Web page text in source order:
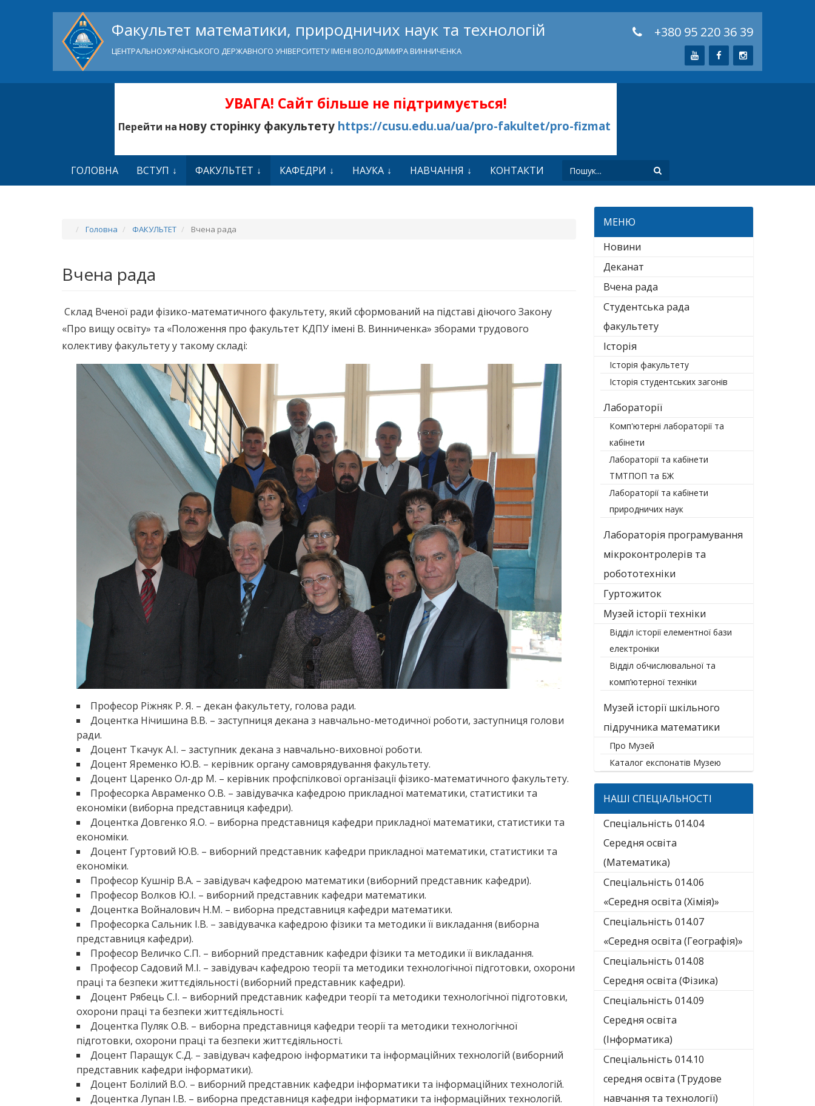
Факультет математики, природничих наук та технологій
ЦЕНТРАЛЬНОУКРАЇНСЬКОГО ДЕРЖАВНОГО УНІВЕРСИТЕТУ ІМЕНІ ВОЛОДИМИРА ВИННИЧЕНКА
+380 95 220 36 39
УВАГА! Сайт більше не підтримується!
Перейти на нову сторінку факультету https://cusu.edu.ua/ua/pro-fakultet/pro-fizmat
ГОЛОВНА ВСТУП ФАКУЛЬТЕТ КАФЕДРИ НАУКА НАВЧАННЯ КОНТАКТИ
Головна ФАКУЛЬТЕТ Вчена рада
Вчена рада
Склад Вченої ради фізико-математичного факультету, який сформований на підставі діючого Закону
«Про вищу освіту» та «Положення про факультет КДПУ імені В. Винниченка» зборами трудового
колективу факультету у такому складі:
Професор Ріжняк Р. Я. – декан факультету, голова ради.
Доцентка Нічишина В.В. – заступниця декана з навчально-методичної роботи, заступниця голови
ради.
Доцент Ткачук А.І. – заступник декана з навчально-виховної роботи.
Доцент Яременко Ю.В. – керівник органу самоврядування факультету.
Доцент Царенко Ол-др М. – керівник профспілкової організації фізико-математичного факультету.
Професорка Авраменко О.В. – завідувачка кафедрою прикладної математики, статистики та
економіки (виборна представниця кафедри).
Доцентка Довгенко Я.О. – виборна представниця кафедри прикладної математики, статистики та
економіки.
Доцент Гуртовий Ю.В. – виборний представник кафедри прикладної математики, статистики та
економіки.
Професор Кушнір В.А. – завідувач кафедрою математики (виборний представник кафедри).
Професор Волков Ю.І. – виборний представник кафедри математики.
Доцентка Войналович Н.М. – виборна представниця кафедри математики.
Професорка Сальник І.В. – завідувачка кафедрою фізики та методики її викладання (виборна
представниця кафедри).
Професор Величко С.П. – виборний представник кафедри фізики та методики її викладання.
Професор Садовий М.І. – завідувач кафедрою теорії та методики технологічної підготовки, охорони
праці та безпеки життєдіяльності (виборний представник кафедри).
Доцент Рябець С.І. – виборний представник кафедри теорії та методики технологічної підготовки,
охорони праці та безпеки життєдіяльності.
Доцентка Пуляк О.В. – виборна представниця кафедри теорії та методики технологічної
підготовки, охорони праці та безпеки життєдіяльності.
Доцент Паращук С.Д. – завідувач кафедрою інформатики та інформаційних технологій (виборний
представник кафедри інформатики).
Доцент Болілий В.О. – виборний представник кафедри інформатики та інформаційних технологій.
Доцентка Лупан І.В. – виборна представниця кафедри інформатики та інформаційних технологій.
МЕНЮ
Новини
Деканат
Вчена рада
Студентська рада
факультету
Історія
Історія факультету
Історія студентських загонів
Лабораторії
Комп'ютерні лабораторії та
кабінети
Лабораторії та кабінети
ТМТПОП та БЖ
Лабораторії та кабінети
природничих наук
Лабораторія програмування
мікроконтролерів та
робототехніки
Гуртожиток
Музей історії техніки
Відділ історії елементної бази
електроніки
Відділ обчислювальної та
комп’ютерної техніки
Музей історії шкільного
підручника математики
Про Музей
Каталог експонатів Музею
НАШІ СПЕЦІАЛЬНОСТІ
Спеціальність 014.04
Середня освіта
(Математика)
Спеціальність 014.06
«Середня освіта (Хімія)»
Спеціальність 014.07
«Середня освіта (Географія)»
Спеціальність 014.08
Середня освіта (Фізика)
Спеціальність 014.09
Середня освіта
(Інформатика)
Спеціальність 014.10
середня освіта (Трудове
навчання та технології)